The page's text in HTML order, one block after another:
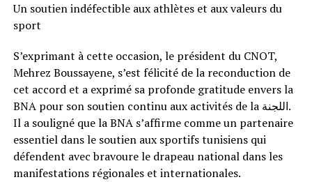
Un soutien indéfectible aux athlètes et aux valeurs du
sport
S’exprimant à cette occasion, le président du CNOT,
Mehrez Boussayene, s’est félicité de la reconduction de
cet accord et a exprimé sa profonde gratitude envers la
BNA pour son soutien continu aux activités de la اللجنة.
Il a souligné que la BNA s’affirme comme un partenaire
essentiel dans le soutien aux sportifs tunisiens qui
défendent avec bravoure le drapeau national dans les
manifestations régionales et internationales.